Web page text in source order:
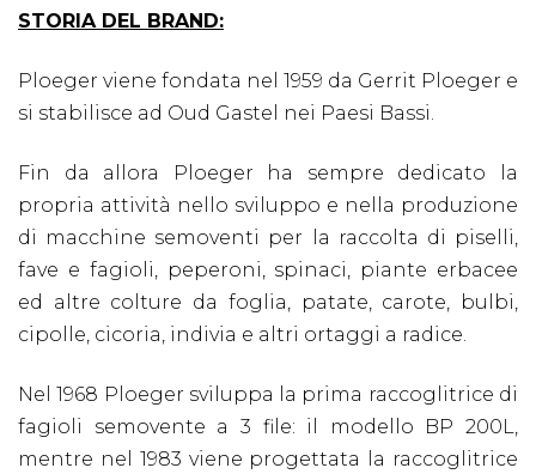
STORIA DEL BRAND:
Ploeger viene fondata nel 1959 da Gerrit Ploeger e
si stabilisce ad Oud Gastel nei Paesi Bassi.
Fin da allora Ploeger ha sempre dedicato la
propria attività nello sviluppo e nella produzione
di macchine semoventi per la raccolta di piselli,
fave e fagioli, peperoni, spinaci, piante erbacee
ed altre colture da foglia, patate, carote, bulbi,
cipolle, cicoria, indivia e altri ortaggi a radice.
Nel 1968 Ploeger sviluppa la prima raccoglitrice di
fagioli semovente a 3 file: il modello BP 200L,
mentre nel 1983 viene progettata la raccoglitrice